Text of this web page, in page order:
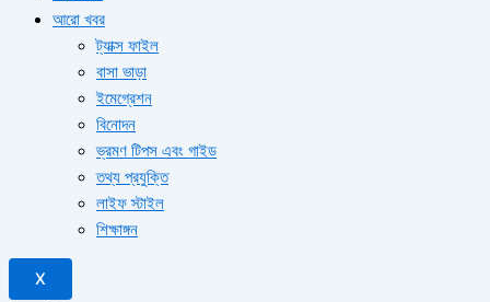
আরো খবর
ট্যাক্স ফাইল
বাসা ভাড়া
ইমেগ্রেশন
বিনোদন
ভ্রমণ টিপস এবং গাইড
তথ্য প্রযুক্তি
লাইফ স্টাইল
শিক্ষাঙ্গন
X